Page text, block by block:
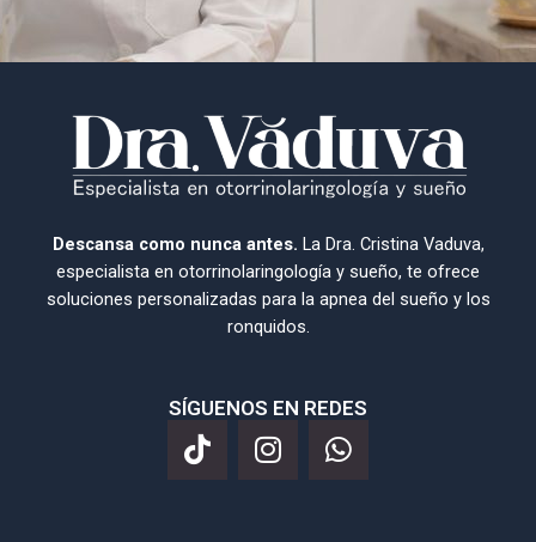
Descansa como nunca antes. La Dra. Cristina Vaduva,
especialista en otorrinolaringología y sueño, te ofrece
soluciones personalizadas para la apnea del sueño y los
ronquidos.
SÍGUENOS EN REDES